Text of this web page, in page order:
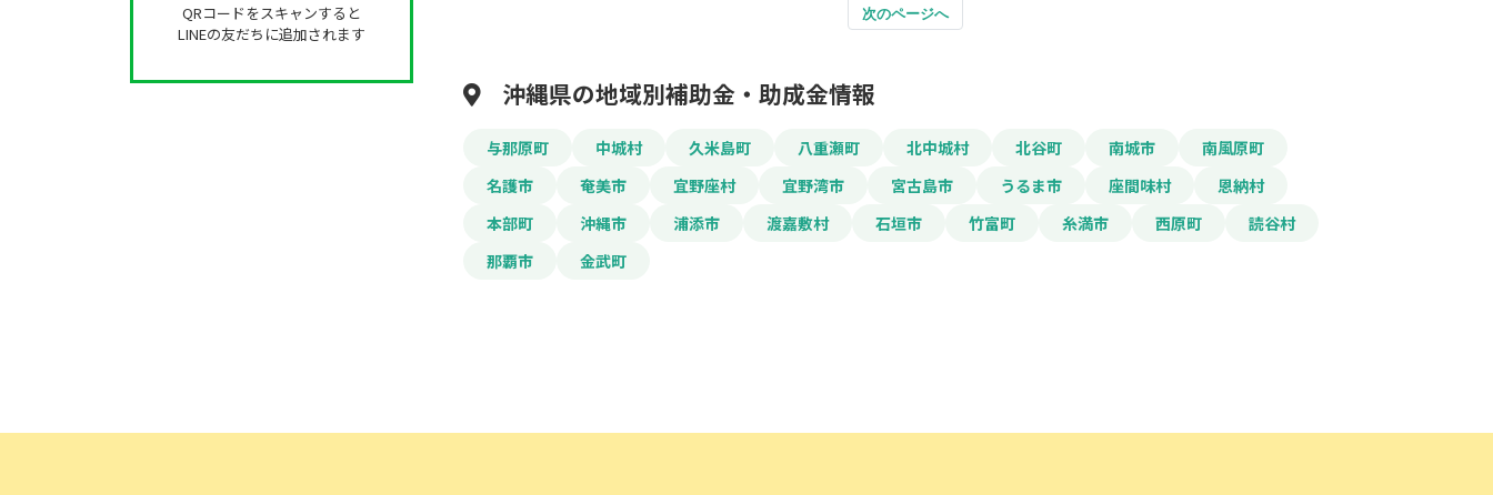
QRコードをスキャンすると
LINEの友だちに追加されます
次のページへ
沖縄県の地域別補助金・助成金情報
与那原町 中城村 久米島町 八重瀬町 北中城村 北谷町 南城市
南風原町
名護市
奄美市 宜野座村 宜野湾市 宮古島市 うるま市 座間味村
恩納村
本部町
沖縄市 浦添市 渡嘉敷村 石垣市 竹富町 糸満市 西原町
読谷村
那覇市
金武町